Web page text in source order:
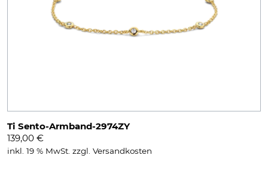
Ti Sento-Armband-2974ZY
139,00 €
inkl. 19 % MwSt. zzgl. Versandkosten